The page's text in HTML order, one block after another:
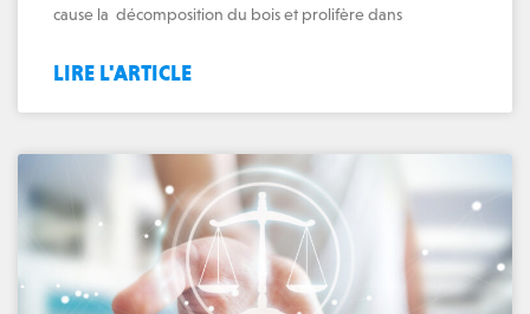
cause la décomposition du bois et prolifère dans
LIRE L'ARTICLE